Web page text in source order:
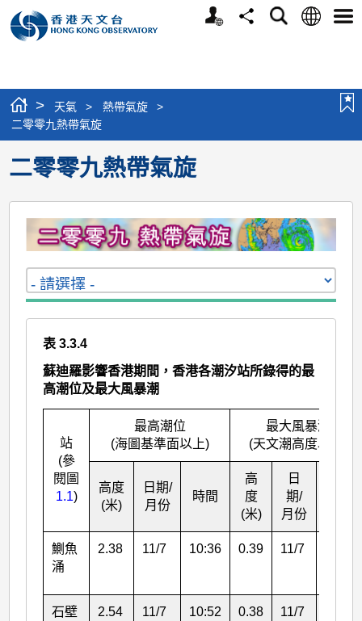
個
分
搜
語
選
> 天氣 > 熱帶氣旋
>
二零零九熱帶氣旋
二零零九熱帶氣旋
表 3.3.4
蘇迪羅影響香港期間，香港各潮汐站所錄得的最
高潮位及最大風暴潮
站
(參
閱圖
1.1)
最高潮位
(海圖基準面以上)
最大風暴潮
(天文潮高度以上)
高度
(米)
日期/
月份
時間
高
度
(米)
日
期/
月份
鰂魚
涌
2.38 11/7 10:36 0.39 11/7
石壁 2.54 11/7 10:52 0.38 11/7